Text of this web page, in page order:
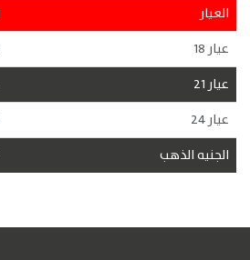
العيار
عيار 18
عيار 21
عيار 24
الجنيه الذهب